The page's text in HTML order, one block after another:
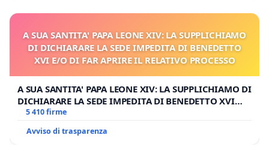
A SUA SANTITA' PAPA LEONE XIV: LA SUPPLICHIAMO
DI DICHIARARE LA SEDE IMPEDITA DI BENEDETTO
XVI E/O DI FAR APRIRE IL RELATIVO PROCESSO
A SUA SANTITA' PAPA LEONE XIV: LA SUPPLICHIAMO DI
DICHIARARE LA SEDE IMPEDITA DI BENEDETTO XVI
E/O DI FAR APRIRE IL RELATIVO PROCESSO
5 410 firme
Avviso di trasparenza